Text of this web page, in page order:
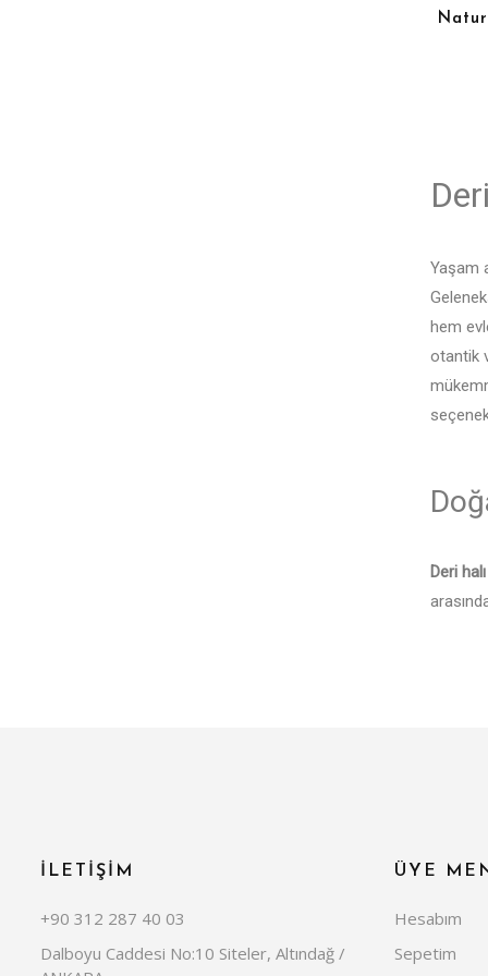
Yaşam
hem
otantik
Deri
İLETİŞİM
+90 312 287 40 03
Dalboyu Caddesi No:10 Siteler, Altındağ /
ÜYE
Hesabım
Sepetim